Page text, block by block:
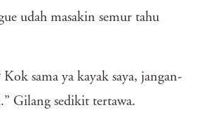
udah masakin semur tahu
Kok sama ya kayak saya, jangan-
Gilang sedikit tertawa.